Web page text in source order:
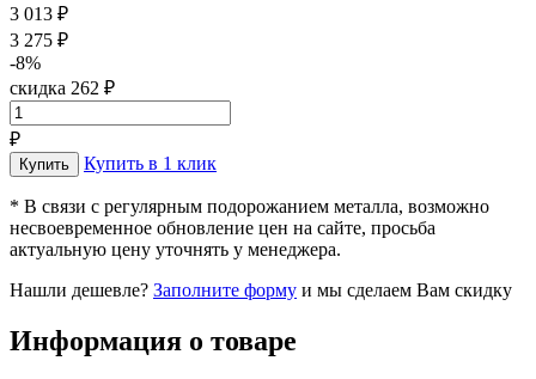
3 013 ₽
3 275 ₽
-8%
скидка 262 ₽
₽
Купить в 1 клик
* В связи с регулярным подорожанием металла, возможно
несвоевременное обновление цен на сайте, просьба
актуальную цену уточнять у менеджера.
Нашли дешевле? Заполните форму и мы сделаем Вам скидку
Информация о товаре